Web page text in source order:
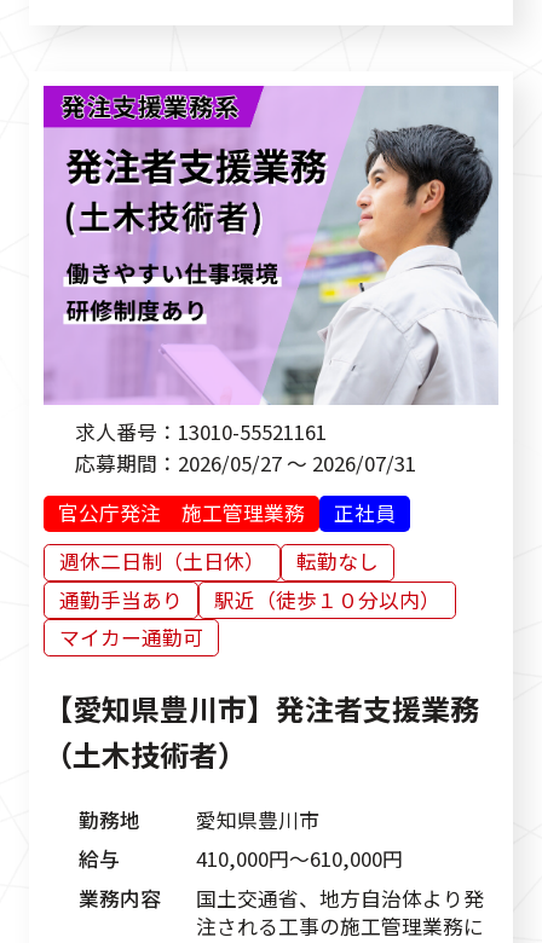
求人番号： 13010-55521161
応募期間： 2026/05/27 ～ 2026/07/31
官公庁発注 施工管理業務
正社員
週休二日制（土日休）
転勤なし
通勤手当あり
駅近（徒歩１０分以内）
マイカー通勤可
【愛知県豊川市】発注者支援業務
（土木技術者）
勤務地
愛知県豊川市
給与
410,000円〜610,000円
業務内容
国土交通省、地方自治体より発
注される工事の施工管理業務に